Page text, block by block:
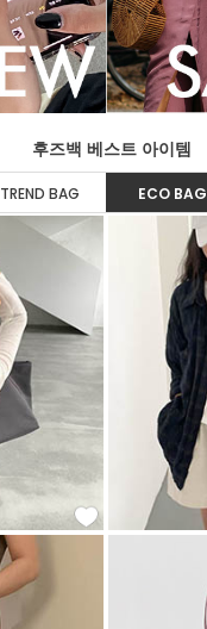
후즈백 베스트 아이템
TREND BAG ECO BAG